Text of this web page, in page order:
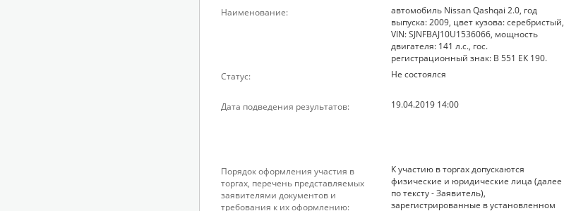
Наименование:
автомобиль Nissan Qashqai 2.0, год
выпуска: 2009, цвет кузова: серебристый,
VIN: SJNFBAJ10U1536066, мощность
двигателя: 141 л.с., гос.
регистрационный знак: В 551 ЕК 190.
Статус: Не состоялся
Дата подведения результатов: 19.04.2019 14:00
Порядок оформления участия в
торгах, перечень представляемых
заявителями документов и
требования к их оформлению:
К участию в торгах допускаются
физические и юридические лица (далее
по тексту - Заявитель),
зарегистрированные в установленном